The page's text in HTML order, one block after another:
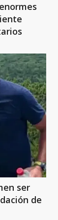
ser
de